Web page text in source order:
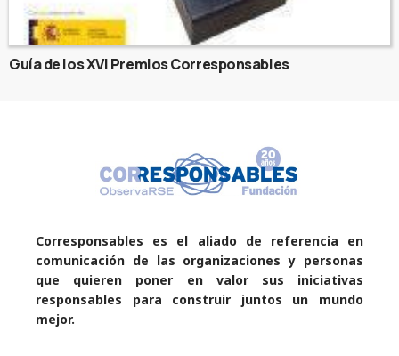
Guía de los XVI Premios Corresponsables
Corresponsables es el aliado de referencia en
comunicación de las organizaciones y personas
que quieren poner en valor sus iniciativas
responsables para construir juntos un mundo
mejor.